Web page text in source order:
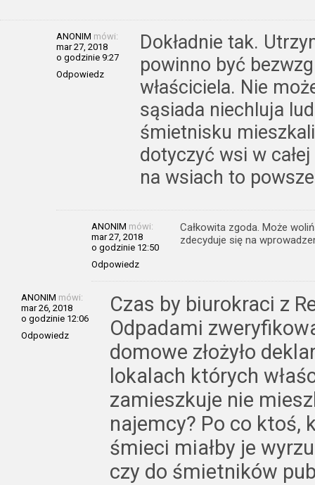
ANONIM mówi:
mar 27, 2018
o godzinie 9:27
Odpowiedz
Dokładnie tak.
powinno być
właściciela. Nie
sąsiada niechluja
śmietnisku
dotyczyć wsi w
na wsiach to
ANONIM mówi:
mar 27, 2018
o godzinie 12:50
Odpowiedz
Całkowita zgoda. Może
zdecyduje się na
ANONIM mówi:
mar 26, 2018
o godzinie 12:06
Odpowiedz
Czas by biurokraci z
Odpadami
domowe złożyło
lokalach których
zamieszkuje nie
najemcy? Po co ktoś,
śmieci miałby je
czy do śmietników